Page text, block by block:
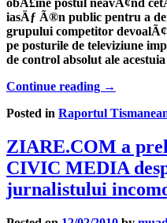
obÅ£ine postul neavÃ¢nd
iasÄƒ Ã®n public pentru a
grupului competitor
pe posturile de televiziune
de control absolut ale
Continue reading →
Posted in Raportul
ZIARE.COM a
CIVIC MEDIA
jurnalistului